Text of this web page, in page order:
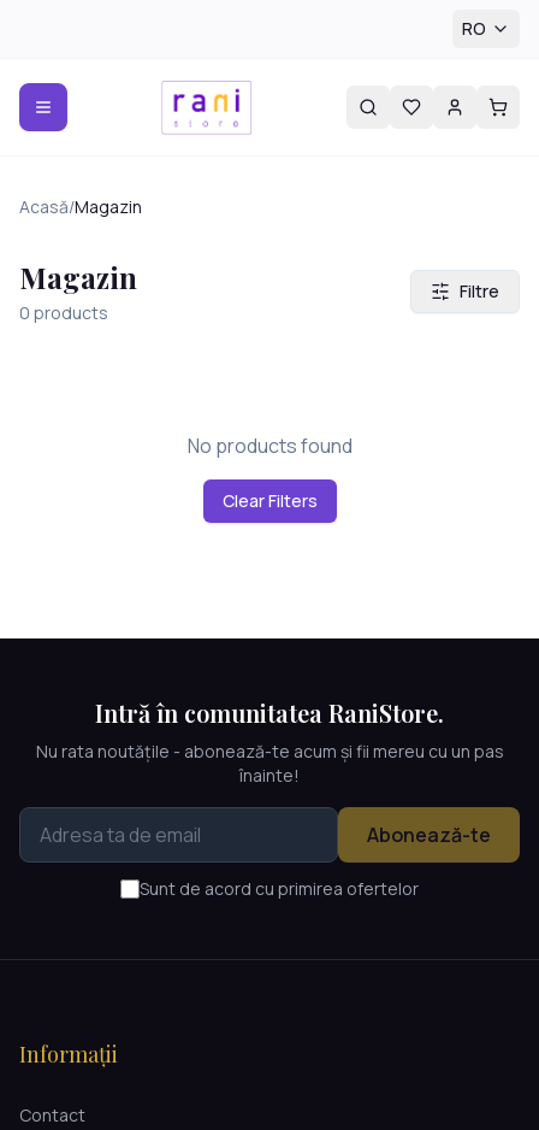
RO
Acasă/Magazin
Magazin
0 products
Filtre
No products found
Clear Filters
Intră în comunitatea RaniStore.
Nu rata noutățile - abonează-te acum și fii mereu cu un pas
înainte!
Abonează-te
Sunt de acord cu primirea ofertelor
Informații
Contact